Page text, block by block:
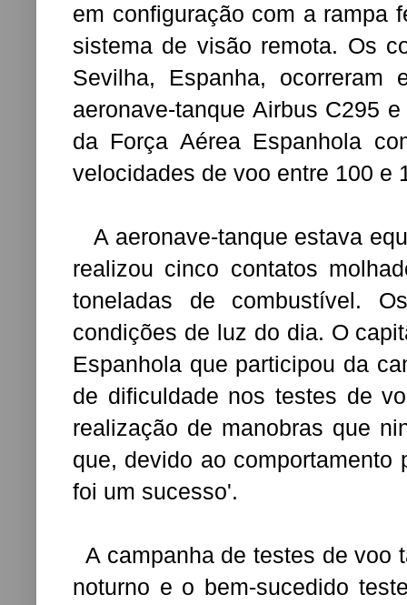
em configuração com a rampa
sistema de visão remota. Os
Sevilha, Espanha,
aeronave-tanque Airbus C295
da Força Aérea Espanhola
velocidades de voo entre 100 e
A aeronave-tanque estava
realizou cinco contatos
toneladas de combustível.
condições de luz do dia. O
Espanhola que participou da
de dificuldade nos testes de
realização de manobras que
que, devido ao comportamento
foi um sucesso'.
A campanha de testes de voo
noturno e o bem-sucedido